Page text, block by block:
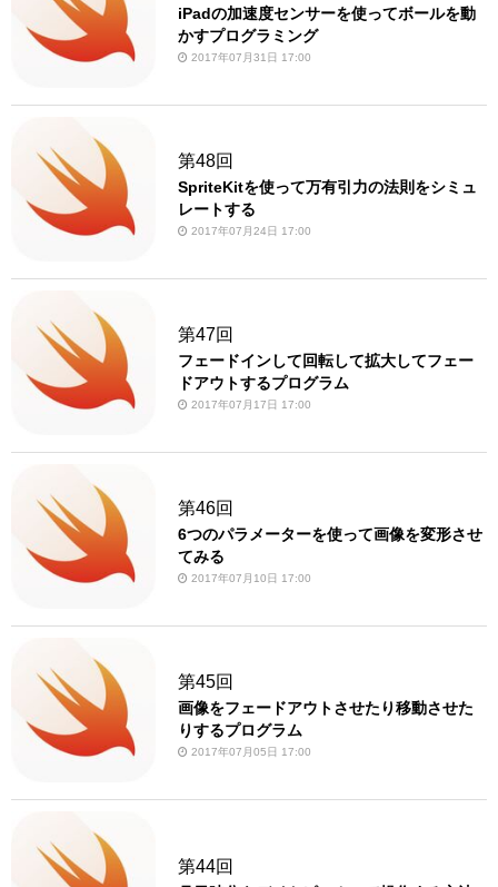
iPadの加速度センサーを使ってボールを動
かすプログラミング
2017年07月31日 17:00
第48回
SpriteKitを使って万有引力の法則をシミュ
レートする
2017年07月24日 17:00
第47回
フェードインして回転して拡大してフェー
ドアウトするプログラム
2017年07月17日 17:00
第46回
6つのパラメーターを使って画像を変形させ
てみる
2017年07月10日 17:00
第45回
画像をフェードアウトさせたり移動させた
りするプログラム
2017年07月05日 17:00
第44回